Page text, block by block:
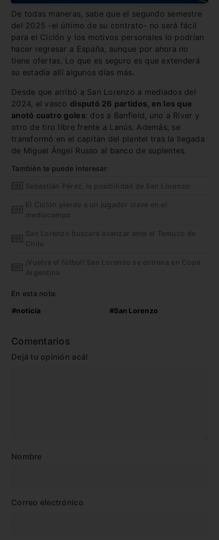
De todas maneras, sabe que el segundo semestre
del 2025 -el último de su contrato- no será fácil
para el Ciclón y los motivos personales lo podrían
hacer regresar a España, aunque por ahora no
tiene ofertas. Lo que es seguro es que extenderá
su estadía allí algunos días más.
Desde que arribó a San Lorenzo a mediados del
2024, el vasco disputó 26 partidos, en los que
anotó cuatro goles: dos a Banfield, uno a River y
otro de tiro libre frente a Lanús. Además, se
transformó en el capitán del plantel tras la llegada
de Miguel Ángel Russo al banco de suplentes.
También te puede interesar
Sebastián Pérez, la posibilidad de San Lorenzo
El Ciclón pierde a un jugador clave en el
mediocampo
San Lorenzo buscará avanzar ante el Temuco de
Chile
¡Vuelve el fútbol! San Lorenzo se estrena en Copa
Argentina
En esta nota:
#noticia #San Lorenzo
Comentarios
Dejá tu opinión acá!
Nombre
Correo electrónico